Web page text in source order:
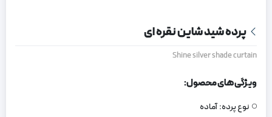
پرده شید شاین نقره ای
Shine silver shade curtain
ویژگی های محصول:
نوع پرده:آماده